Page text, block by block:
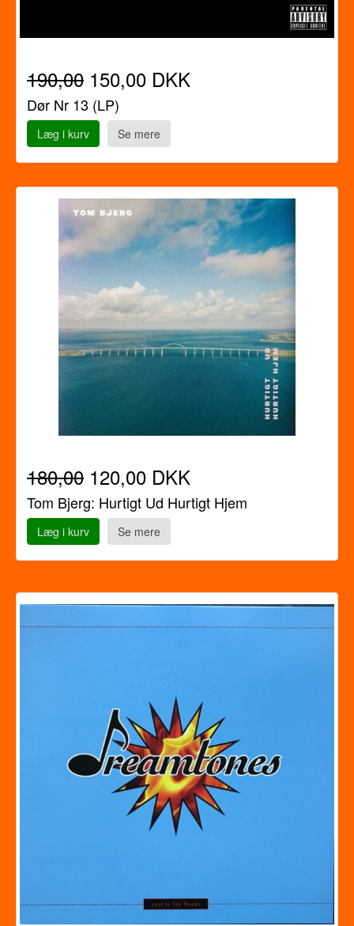
190,00 150,00 DKK
Dør Nr 13 (LP)
Læg i kurv Se mere
180,00 120,00 DKK
Tom Bjerg: Hurtigt Ud Hurtigt Hjem
Læg i kurv Se mere